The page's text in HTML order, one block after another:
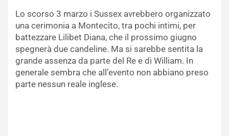
Lo scorso 3 marzo i Sussex avrebbero organizzato
una cerimonia a Montecito, tra pochi intimi, per
battezzare Lilibet Diana, che il prossimo giugno
spegnerà due candeline. Ma si sarebbe sentita la
grande assenza da parte del Re e di William. In
generale sembra che all’evento non abbiano preso
parte nessun reale inglese.